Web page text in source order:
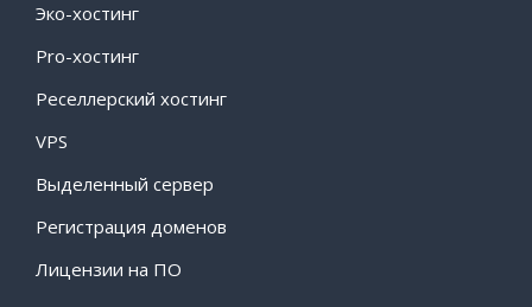
Эко-хостинг
Pro-хостинг
Реселлерский хостинг
VPS
Выделенный сервер
Регистрация доменов
Лицензии на ПО